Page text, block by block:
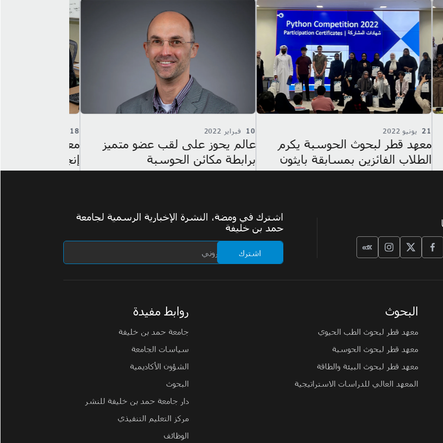
عالم يحوز على لقب عضو متميز
برابطة مكائن الحوسبة
10 فبراير 2022
معهد قطر لبحوث الحوسبة يحقق
إنجازًا كبيرًا بتطويره لمحرك كارتا
للخرائط المرورية والتوجيه
18 نوفمبر 2021
عالمات
اشترك في ومضة، النشرة الإخبارية الرسمية لجامعة
حمد بن خليفة
البحوث
معهد قطر لبحوث الطب الحيوي
معهد قطر لبحوث الحوسبة
معهد قطر لبحوث البيئة والطاقة
المعهد العالي للدراسات الاستراتيجية
روابط مفيدة
جامعة حمد بن خليفة
سياسات الجامعة
الشؤون الأكاديمية
البحوث
دار جامعة حمد بن خليفة للنشر
مركز التعليم التنفيذي
الوظائف